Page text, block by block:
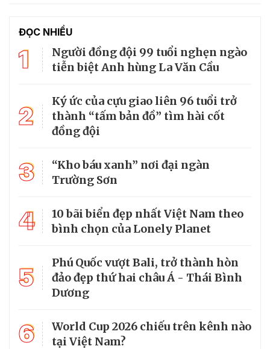
ĐỌC NHIỀU
1
Người đồng đội 99 tuổi nghẹn ngào
tiễn biệt Anh hùng La Văn Cầu
2
Ký ức của cựu giao liên 96 tuổi trở
thành “tấm bản đồ” tìm hài cốt
đồng đội
3
“Kho báu xanh” nơi đại ngàn
Trường Sơn
4
10 bãi biển đẹp nhất Việt Nam theo
bình chọn của Lonely Planet
5
Phú Quốc vượt Bali, trở thành hòn
đảo đẹp thứ hai châu Á - Thái Bình
Dương
6
World Cup 2026 chiếu trên kênh nào
tại Việt Nam?